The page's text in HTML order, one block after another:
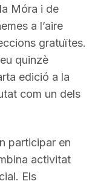
Móra i de
a l’aire
gratuïtes.
quinzè
edició a la
com un dels
participar en
activitat
Els